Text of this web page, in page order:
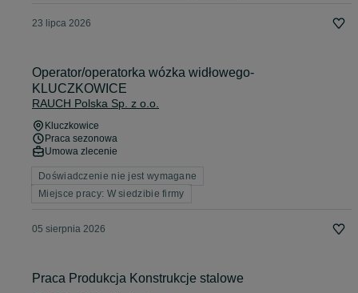
23 lipca 2026
Operator/operatorka wózka widłowego-
KLUCZKOWICE
RAUCH Polska Sp. z o.o.
Kluczkowice
Praca sezonowa
Umowa zlecenie
Doświadczenie nie jest wymagane
Miejsce pracy: W siedzibie firmy
05 sierpnia 2026
Praca Produkcja Konstrukcje stalowe